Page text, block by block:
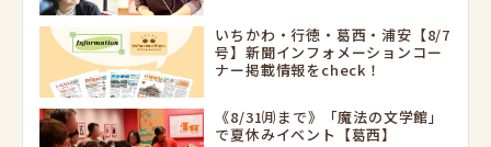
いちかわ・行徳・葛西・浦安【8/7
号】新聞インフォメーションコー
ナー掲載情報をcheck！
《8/31㈪まで》「魔法の文学館」
で夏休みイベント【葛西】